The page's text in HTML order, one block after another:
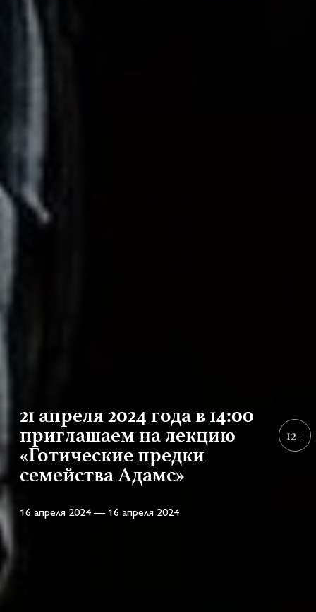
21 апреля 2024 года в 14:00
приглашаем на лекцию
«Готические предки
семейства Адамс»
16 апреля 2024 — 16 апреля 2024
12+